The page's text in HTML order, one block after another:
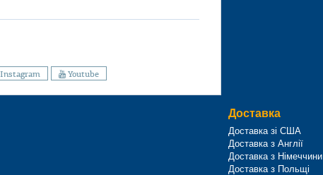
Instagram Youtube
Доставка
Доставка зі США
Доставка з Англії
Доставка з Німеччини
Доставка з Польщі